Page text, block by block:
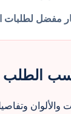
الطلب
والألوان